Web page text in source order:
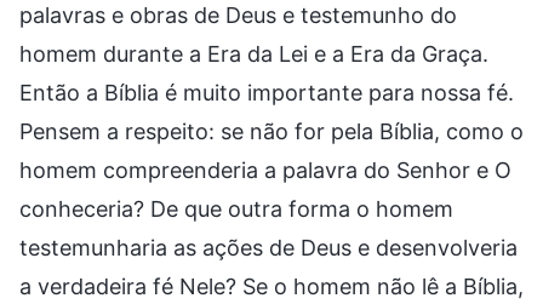
palavras e obras de Deus e testemunho do
homem durante a Era da Lei e a Era da Graça.
Então a Bíblia é muito importante para nossa fé.
Pensem a respeito: se não for pela Bíblia, como o
homem compreenderia a palavra do Senhor e O
conheceria? De que outra forma o homem
testemunharia as ações de Deus e desenvolveria
a verdadeira fé Nele? Se o homem não lê a Bíblia,